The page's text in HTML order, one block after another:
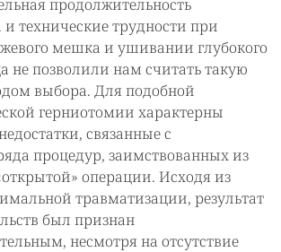
продолжительность
технические трудности при
мешка и ушивании глубокого
не позволили нам считать такую
выбора. Для подобной
герниотомии характерны
связанные с
процедур, заимствованных из
операции. Исходя из
травматизации, результат
был признан
несмотря на отсутствие